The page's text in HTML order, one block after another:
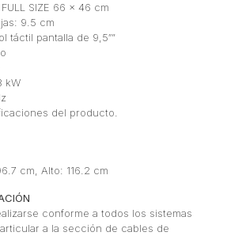
SIZE 66 x 46 cm
9.5 cm
táctil pantalla de 9,5″”
kW
del producto.
cm, Alto: 116.2 cm
conforme a todos los sistemas
a la sección de cables de